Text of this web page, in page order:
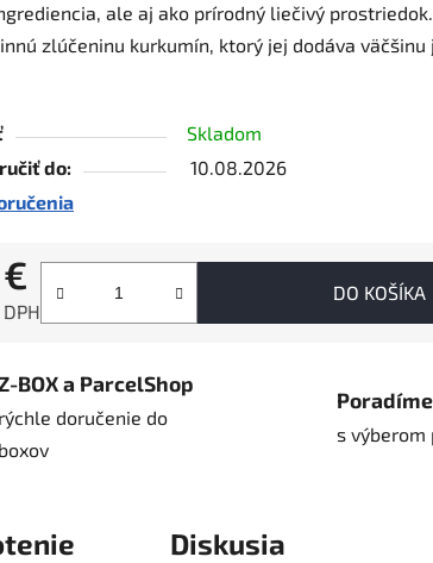
ale aj ako prírodný liečivý
zlúčeninu kurkumín, ktorý jej dodáva väčšinu
Skladom
do:
10.08.2026
DO KOŠÍKA
BOX a ParcelShop
rýchle doručenie do
boxov
s výberom
Diskusia